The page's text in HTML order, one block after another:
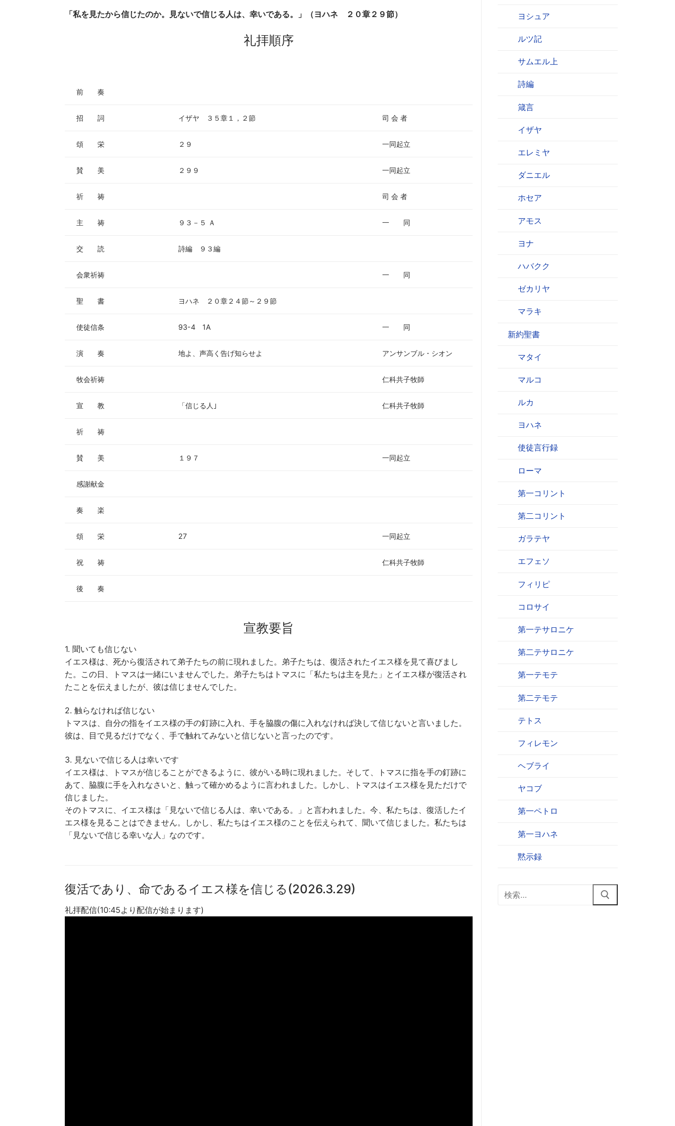
「私を見たから信じたのか。見ないで信じる人は、幸いである。」（ヨハネ ２０章２９節）
礼拝順序
前 奏
招 詞 イザヤ ３５章１，２節 司 会 者
頌 栄 ２９ 一同起立
賛 美 ２９９ 一同起立
祈 祷 司 会 者
主 祷 ９３－５ Ａ 一 同
交 読 詩編 ９３編
会衆祈祷 一 同
聖 書 ヨハネ ２０章２４節～２９節
使徒信条 93-4 1A 一 同
演 奏 地よ、声高く告げ知らせよ アンサンブル・シオン
牧会祈祷 仁科共子牧師
宣 教 「信じる人｣ 仁科共子牧師
祈 祷
賛 美 １９７ 一同起立
感謝献金
奏 楽
頌 栄 27 一同起立
祝 祷 仁科共子牧師
後 奏
宣教要旨
1. 聞いても信じない
イエス様は、死から復活されて弟子たちの前に現れました。弟子たちは、復活されたイエス様を見て喜びまし
た。この日、トマスは一緒にいませんでした。弟子たちはトマスに「私たちは主を見た」とイエス様が復活され
たことを伝えましたが、彼は信じませんでした。
2. 触らなければ信じない
トマスは、自分の指をイエス様の手の釘跡に入れ、手を脇腹の傷に入れなければ決して信じないと言いました。
彼は、目で見るだけでなく、手で触れてみないと信じないと言ったのです。
3. 見ないで信じる人は幸いです
イエス様は、トマスが信じることができるように、彼がいる時に現れました。そして、トマスに指を手の釘跡に
あて、脇腹に手を入れなさいと、触って確かめるように言われました。しかし、トマスはイエス様を見ただけで
信じました。
そのトマスに、イエス様は「見ないで信じる人は、幸いである。」と言われました。今、私たちは、復活したイ
エス様を見ることはできません。しかし、私たちはイエス様のことを伝えられて、聞いて信じました。私たちは
「見ないで信じる幸いな人」なのです。
復活であり、命であるイエス様を信じる(2026.3.29)
礼拝配信(10:45より配信が始まります)
ヨシュア
ルツ記
サムエル上
詩編
箴言
イザヤ
エレミヤ
ダニエル
ホセア
アモス
ヨナ
ハバクク
ゼカリヤ
マラキ
新約聖書
マタイ
マルコ
ルカ
ヨハネ
使徒言行録
ローマ
第一コリント
第二コリント
ガラテヤ
エフェソ
フィリピ
コロサイ
第一テサロニケ
第二テサロニケ
第一テモテ
第二テモテ
テトス
フィレモン
ヘブライ
ヤコブ
第一ペトロ
第一ヨハネ
黙示録